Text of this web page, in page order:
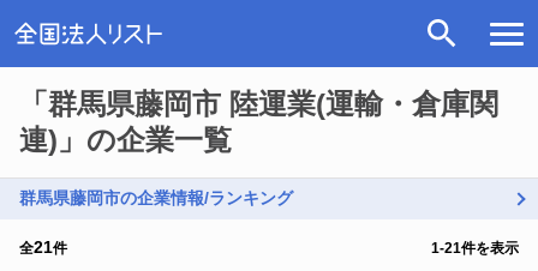
「群馬県藤岡市 陸運業(運輸・倉庫関
連)」の企業一覧
群馬県藤岡市の企業情報/ランキング
全21件 1-21件を表示